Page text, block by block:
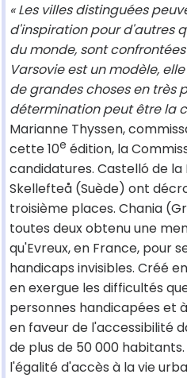
« Les villes distinguées
d'inspiration pour d'autres
du monde, sont
Varsovie est un modèle,
de grandes choses en très
détermination peut être la
Marianne Thyssen,
cette 10e édition, la
candidatures. Castelló de
Skellefteå (Suède) ont
troisième places. Chania
toutes deux obtenu une
qu'Evreux, en France, pour
handicaps invisibles. Créé
en exergue les difficultés
personnes handicapées et
en faveur de l'accessibilité
de plus de 50 000
l'égalité d'accès à la vie